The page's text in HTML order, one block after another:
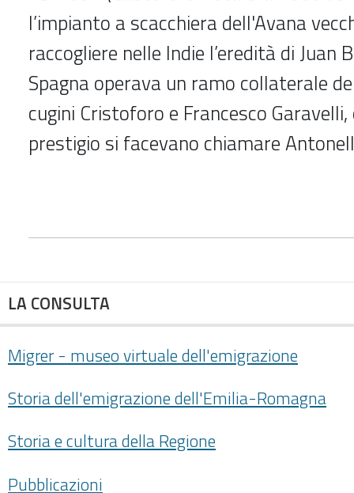
l’impianto a scacchiera dell'Avana
raccogliere nelle Indie l’eredità di
Spagna operava un ramo collaterale
cugini Cristoforo e Francesco
prestigio si facevano chiamare
LA CONSULTA
Migrer - museo virtuale dell'emigrazione
Storia dell'emigrazione dell'Emilia-Romagna
Storia e cultura della Regione
Pubblicazioni